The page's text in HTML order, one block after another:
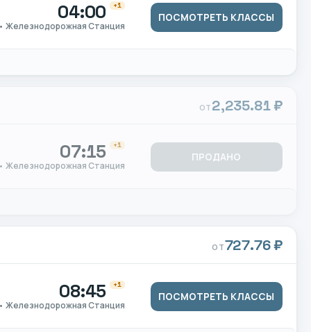
04:00 +1
Железнодорожная Станция
ПОСМОТРЕТЬ КЛАССЫ
ОТ 2,235.81 ₽
07:15 +1
Железнодорожная Станция
ПРОДАНО
ОТ727.76 ₽
08:45 +1
Железнодорожная Станция
ПОСМОТРЕТЬ КЛАССЫ